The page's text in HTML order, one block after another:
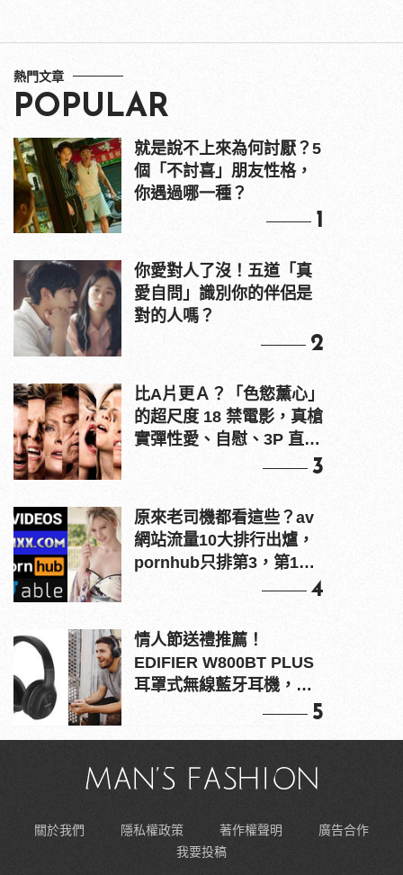
熱門文章
POPULAR
就是說不上來為何討厭？5
個「不討喜」朋友性格，
你遇過哪一種？
1
你愛對人了沒！五道「真
愛自問」識別你的伴侶是
對的人嗎？
2
比A片更Ａ？「色慾薰心」
的超尺度 18 禁電影，真槍
實彈性愛、自慰、3P 直接
3
原來老司機都看這些？av
網站流量10大排行出爐，
pornhub只排第3，第1名
4
情人節送禮推薦！
EDIFIER W800BT PLUS
耳罩式無線藍牙耳機，在
5
關於我們 隱私權政策 著作權聲明
廣告合作
我要投稿